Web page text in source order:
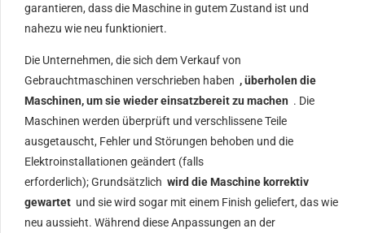
garantieren, dass die Maschine in gutem Zustand ist und
nahezu wie neu funktioniert.
Die Unternehmen, die sich dem Verkauf von
Gebrauchtmaschinen verschrieben haben , überholen die
Maschinen, um sie wieder einsatzbereit zu machen . Die
Maschinen werden überprüft und verschlissene Teile
ausgetauscht, Fehler und Störungen behoben und die
Elektroinstallationen geändert (falls
erforderlich); Grundsätzlich wird die Maschine korrektiv
gewartet und sie wird sogar mit einem Finish geliefert, das wie
neu aussieht. Während diese Anpassungen an der